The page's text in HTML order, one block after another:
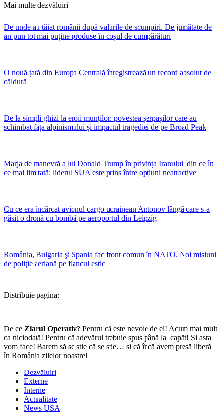
Mai multe dezvăluiri
De unde au tăiat românii după valurile de scumpiri. De jumătate de
an pun tot mai puține produse în coșul de cumpărături
O nouă țară din Europa Centrală înregistrează un record absolut de
căldură
De la simpli ghizi la eroii munților: povestea șerpașilor care au
schimbat fața alpinismului și impactul tragediei de pe Broad Peak
Marja de manevră a lui Donald Trump în privința Iranului, din ce în
ce mai limitată: liderul SUA este prins între opțiuni neatractive
Cu ce era încărcat avionul cargo ucrainean Antonov lângă care s-a
găsit o dronă cu bombă pe aeroportul din Leipzig
România, Bulgaria şi Spania fac front comun în NATO. Noi misiuni
de poliţie aeriană pe flancul estic
Distribuie pagina:
De ce Ziarul Operativ? Pentru că este nevoie de el! Acum mai mult
ca niciodată! Pentru că adevărul trebuie spus până la capăt! Și asta
vom face! Barem să se știe că se știe… și că încă avem presă liberă
în România zilelor noastre!
Dezvăluiri
Externe
Interne
Actualitate
News USA